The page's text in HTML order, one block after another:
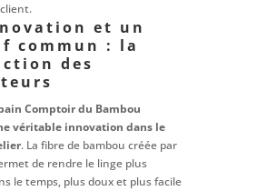
et un
commun : la
des
Comptoir du Bambou
véritable innovation dans le
. La fibre de bambou créée par
de rendre le linge plus
le temps, plus doux et plus facile